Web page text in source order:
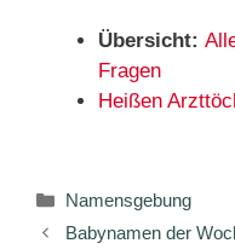
Übersicht:
Fragen
Heißen
Kategorien
Namensgebung
Babynamen der